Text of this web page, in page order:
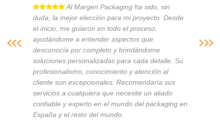
Al Margen Packaging ha sido, sin
duda, la mejor elección para mi proyecto. Desde
el inicio, me guiaron en todo el proceso,
ayudándome a entender aspectos que
desconocía por completo y brindándome
soluciones personalizadas para cada detalle. Su
profesionalismo, conocimiento y atención al
cliente son excepcionales. Recomendaría sus
servicios a cualquiera que necesite un aliado
confiable y experto en el mundo del packaging en
España y el resto del mundo.